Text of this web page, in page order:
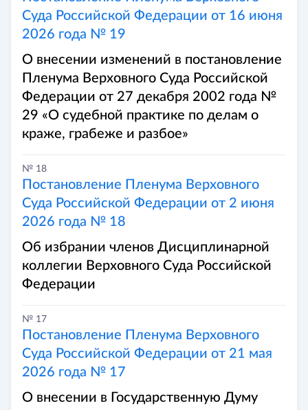
Суда Российской Федерации от 16 июня
2026 года № 19
О внесении изменений в постановление
Пленума Верховного Суда Российской
Федерации от 27 декабря 2002 года №
29 «О судебной практике по делам о
краже, грабеже и разбое»
№ 18
Постановление Пленума Верховного
Суда Российской Федерации от 2 июня
2026 года № 18
Об избрании членов Дисциплинарной
коллегии Верховного Суда Российской
Федерации
№ 17
Постановление Пленума Верховного
Суда Российской Федерации от 21 мая
2026 года № 17
О внесении в Государственную Думу